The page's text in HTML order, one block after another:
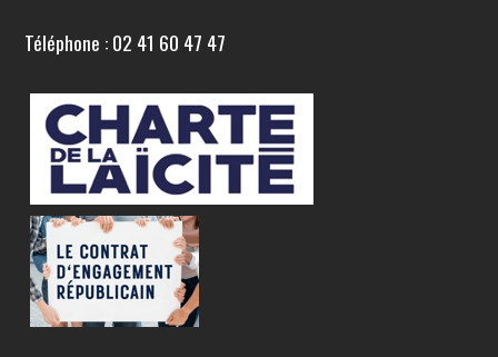
Téléphone : 02 41 60 47 47